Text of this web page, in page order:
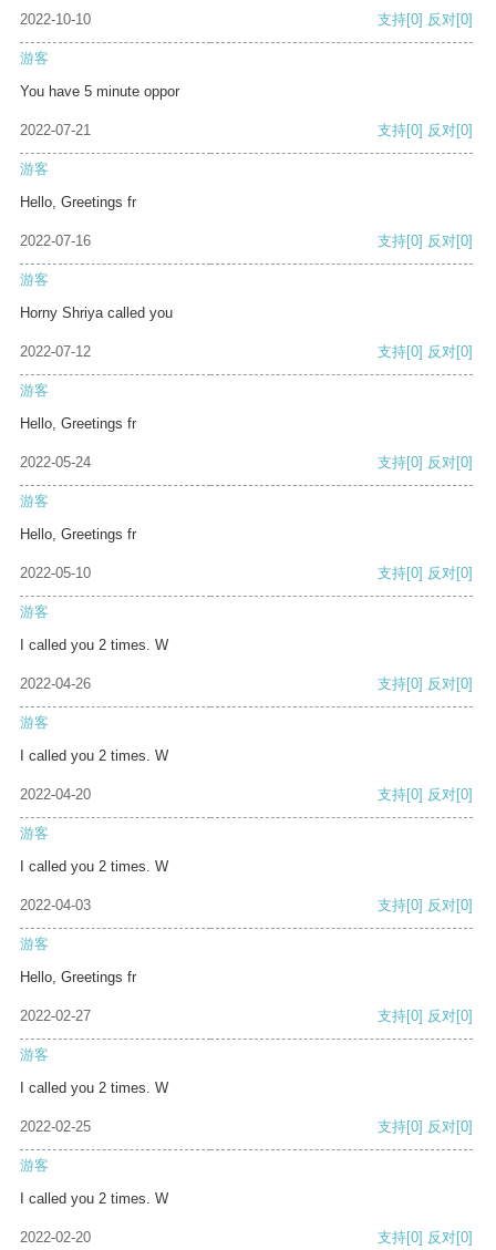
2022-10-10 支持[0] 反对[0]
游客
You have 5 minute oppor
2022-07-21 支持[0] 反对[0]
游客
Hello, Greetings fr
2022-07-16 支持[0] 反对[0]
游客
Horny Shriya called you
2022-07-12 支持[0] 反对[0]
游客
Hello, Greetings fr
2022-05-24 支持[0] 反对[0]
游客
Hello, Greetings fr
2022-05-10 支持[0] 反对[0]
游客
I called you 2 times. W
2022-04-26 支持[0] 反对[0]
游客
I called you 2 times. W
2022-04-20 支持[0] 反对[0]
游客
I called you 2 times. W
2022-04-03 支持[0] 反对[0]
游客
Hello, Greetings fr
2022-02-27 支持[0] 反对[0]
游客
I called you 2 times. W
2022-02-25 支持[0] 反对[0]
游客
I called you 2 times. W
2022-02-20 支持[0] 反对[0]